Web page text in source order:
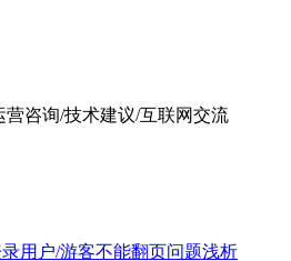
咨询/技术建议/互联网交流
用户/游客不能翻页问题浅析